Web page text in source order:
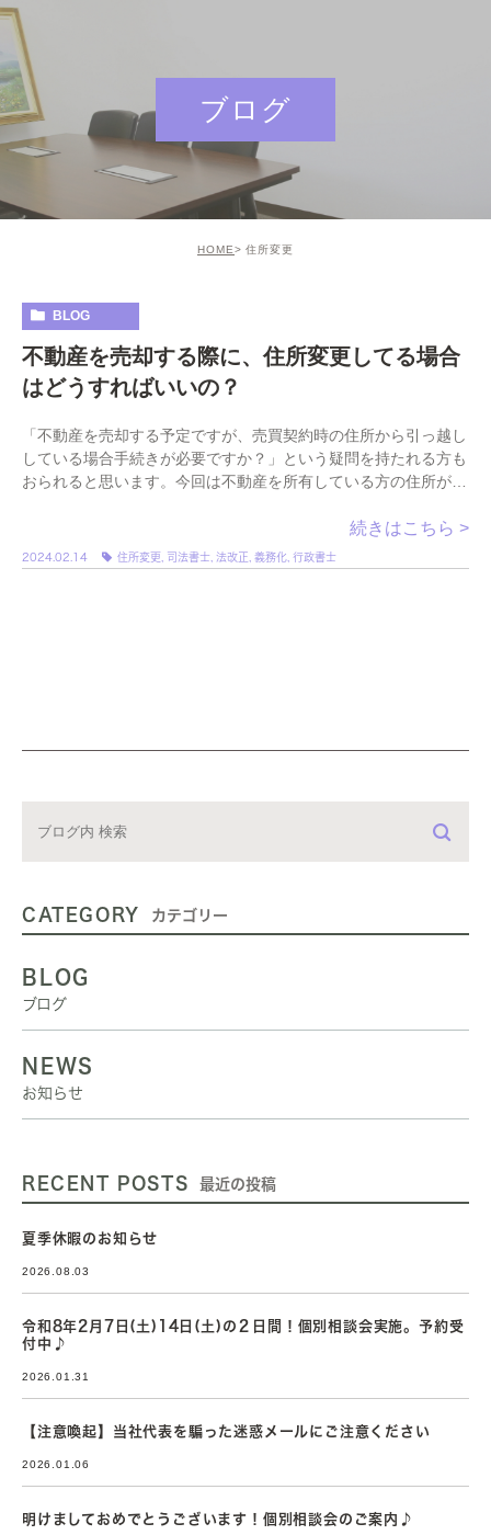
ブログ
HOME 住所変更
BLOG
不動産を売却する際に、住所変更してる場合
はどうすればいいの？
「不動産を売却する予定ですが、売買契約時の住所から引っ越し
している場合手続きが必要ですか？」という疑問を持たれる方も
おられると思います。今回は不動産を所有している方の住所が変
続きはこちら >
2024.02.14 住所変更 司法書士 法改正 義務化 行政書士
CATEGORY カテゴリー
BLOG
ブログ
NEWS
お知らせ
RECENT POSTS 最近の投稿
夏季休暇のお知らせ
2026.08.03
令和8年2月7日(土)14日(土)の２日間！個別相談会実施。予約受
付中♪
2026.01.31
【注意喚起】当社代表を騙った迷惑メールにご注意ください
2026.01.06
明けましておめでとうございます！個別相談会のご案内♪